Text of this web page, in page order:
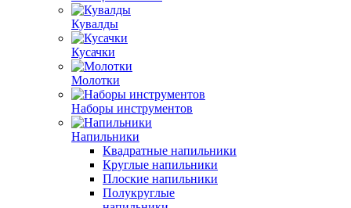
Кувалды
Кусачки
Молотки
Наборы инструментов
Напильники
Квадратные напильники
Круглые напильники
Плоские напильники
Полукруглые